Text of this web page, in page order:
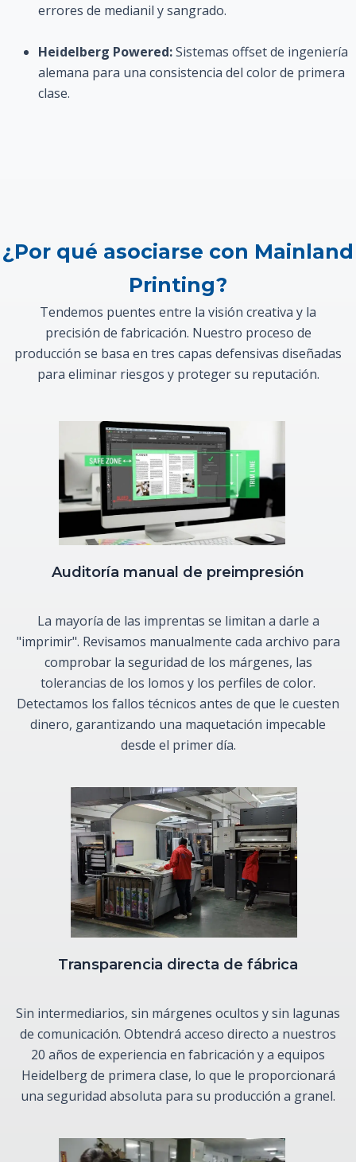
errores de medianil y sangrado.
Heidelberg Powered:Sistemas offset de ingeniería
alemana para una consistencia del color de primera
clase.
¿Por qué asociarse con Mainland
Printing?
Tendemos puentes entre la visión creativa y la
precisión de fabricación. Nuestro proceso de
producción se basa en tres capas defensivas diseñadas
para eliminar riesgos y proteger su reputación.
Auditoría manual de preimpresión
La mayoría de las imprentas se limitan a darle a
"imprimir". Revisamos manualmente cada archivo para
comprobar la seguridad de los márgenes, las
tolerancias de los lomos y los perfiles de color.
Detectamos los fallos técnicos antes de que le cuesten
dinero, garantizando una maquetación impecable
desde el primer día.
Transparencia directa de fábrica
Sin intermediarios, sin márgenes ocultos y sin lagunas
de comunicación. Obtendrá acceso directo a nuestros
20 años de experiencia en fabricación y a equipos
Heidelberg de primera clase, lo que le proporcionará
una seguridad absoluta para su producción a granel.